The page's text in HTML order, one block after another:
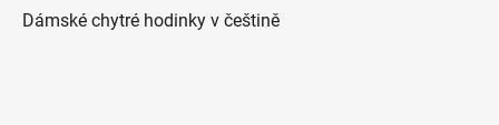
Dámské chytré hodinky v češtině